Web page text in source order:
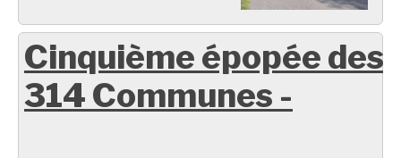
Cinquième épopée des
314 Communes -